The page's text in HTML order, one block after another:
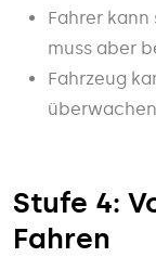
Fahrer
muss aber
Fahrzeug
überwachen
Stufe 4:
Fahren